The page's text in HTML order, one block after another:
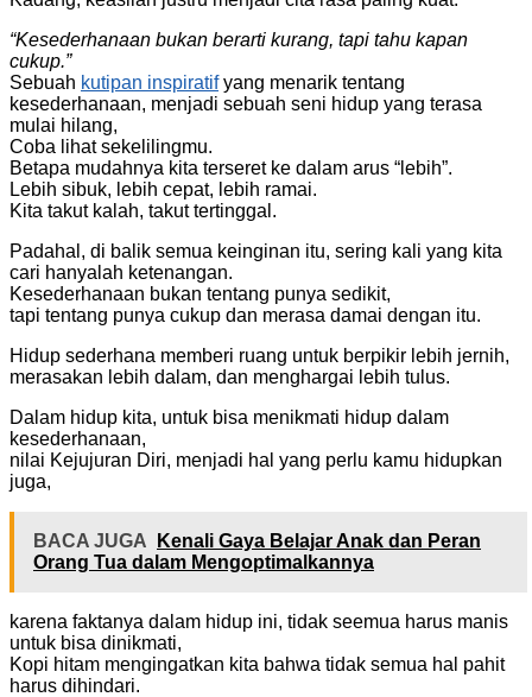
“Kesederhanaan bukan berarti kurang, tapi tahu kapan
cukup.”
Sebuah kutipan inspiratifyang menarik tentang
kesederhanaan, menjadi sebuah seni hidup yang terasa
mulai hilang,
Coba lihat sekelilingmu.
Betapa mudahnya kita terseret ke dalam arus “lebih”.
Lebih sibuk, lebih cepat, lebih ramai.
Kita takut kalah, takut tertinggal.
Padahal, di balik semua keinginan itu, sering kali yang kita
cari hanyalah ketenangan.
Kesederhanaan bukan tentang punya sedikit,
tapi tentang punya cukup dan merasa damai dengan itu.
Hidup sederhana memberi ruang untuk berpikir lebih jernih,
merasakan lebih dalam, dan menghargai lebih tulus.
Dalam hidup kita, untuk bisa menikmati hidup dalam
kesederhanaan,
nilai Kejujuran Diri, menjadi hal yang perlu kamu hidupkan
juga,
BACA JUGA
Kenali Gaya Belajar Anak dan Peran
Orang Tua dalam Mengoptimalkannya
karena faktanya dalam hidup ini, tidak seemua harus manis
untuk bisa dinikmati,
Kopi hitam mengingatkan kita bahwa tidak semua hal pahit
harus dihindari.